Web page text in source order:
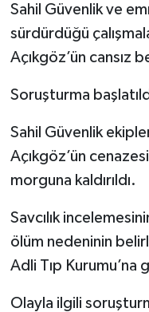
Sahil Güvenlik ve
sürdürdüğü
Açıkgöz’ün cansız
Soruşturma
Sahil Güvenlik
Açıkgöz’ün
morguna kaldırıldı.
Savcılık
ölüm nedeninin
Adli Tıp
Olayla ilgili